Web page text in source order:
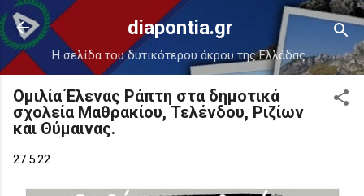
Μετάβαση στο κύριο περιεχόμενο
diapontia.gr
Η σελίδα του δυτικότερου άκρου της Ελλάδας.
Ομιλία Έλενας Ράπτη στα δημοτικά
σχολεία Μαθρακίου, Τελένδου, Ριζίων
και Θύμαινας.
27.5.22